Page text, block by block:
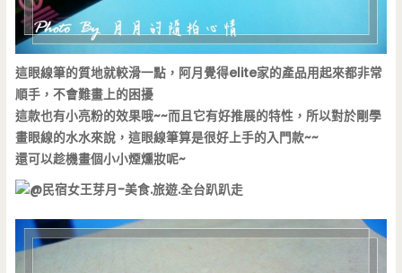
這眼線筆的質地就較滑一點，阿月覺得elite家的產品用起來都非常
順手，不會難畫上的困擾
這款也有小亮粉的效果哦~~而且它有好推展的特性，所以對於剛學
畫眼線的水水來說，這眼線筆算是很好上手的入門款~~
還可以趁機畫個小小煙燻妝呢~